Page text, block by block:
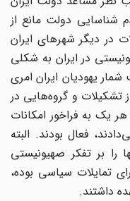
دولت مانع از
دیگر شهرهای ایران
در ایران به شکلی
یهودیان ایران امری
تشکیلات و گروه‌هایی در
یک به فراخور امکانات
فعال بودند. البته
بر تفکر صهیونیستی
تمایلات سیاسی بوده،
داشتند.